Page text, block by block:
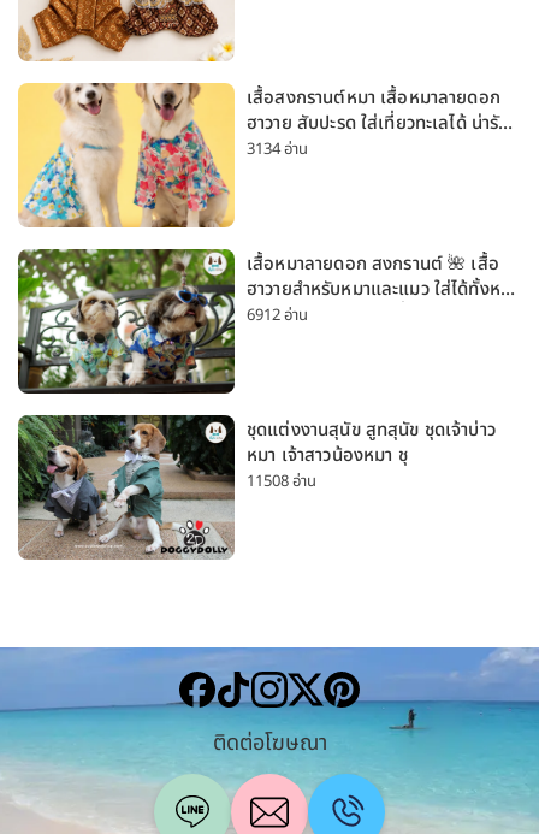
เสื้อสงกรานต์หมา เสื้อหมาลายดอก
ฮาวาย สับปะรด ใส่เที่ยวทะเลได้ น่ารัก
ใส่ได้ทั้งหมาเล็กและหมาใหญ่
3134 อ่าน
เสื้อหมาลายดอก สงกรานต์ 🌺 เสื้อ
ฮาวายสำหรับหมาและแมว ใส่ได้ทั้งหมา
เล็กและหมาใหญ่ ใส่เที่ยวทะเลน่ารัก
6912 อ่าน
ชุดแต่งงานสุนัข สูทสุนัข ชุดเจ้าบ่าว
หมา เจ้าสาวน้องหมา ชุ
11508 อ่าน
ติดต่อโฆษณา